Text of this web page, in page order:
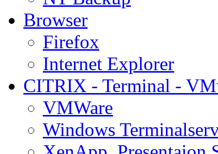
Browser
Firefox
Internet Explorer
CITRIX - Terminal -
VMWare
Windows